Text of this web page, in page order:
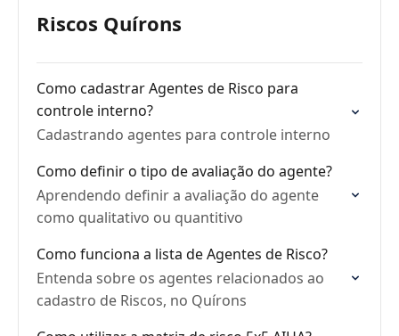
Riscos Quírons
Como cadastrar Agentes de Risco para
controle interno?
Cadastrando agentes para controle interno
Como definir o tipo de avaliação do agente?
Aprendendo definir a avaliação do agente
como qualitativo ou quantitivo
Como funciona a lista de Agentes de Risco?
Entenda sobre os agentes relacionados ao
cadastro de Riscos, no Quírons